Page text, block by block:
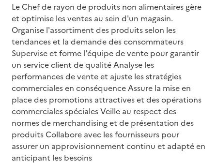
Le Chef de rayon de produits non alimentaires gère
et optimise les ventes au sein d'un magasin.
Organise l'assortiment des produits selon les
tendances et la demande des consommateurs
Supervise et forme l'équipe de vente pour garantir
un service client de qualité Analyse les
performances de vente et ajuste les stratégies
commerciales en conséquence Assure la mise en
place des promotions attractives et des opérations
commerciales spéciales Veille au respect des
normes de merchandising et de présentation des
produits Collabore avec les fournisseurs pour
assurer un approvisionnement continu et adapté en
anticipant les besoins